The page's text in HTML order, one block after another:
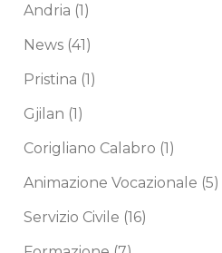
Andria (1)
News (41)
Pristina (1)
Gjilan (1)
Corigliano Calabro (1)
Animazione Vocazionale (5)
Servizio Civile (16)